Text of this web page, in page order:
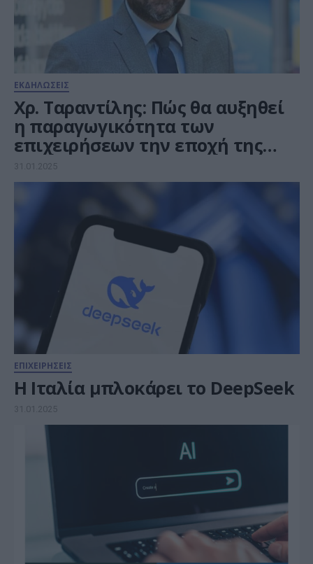
ΕΚΔΗΛΩΣΕΙΣ
Χρ. Ταραντίλης: Πώς θα αυξηθεί
η παραγωγικότητα των
επιχειρήσεων την εποχή της
Τεχνητής Νοημοσύνης
31.01.2025
ΕΠΙΧΕΙΡΗΣΕΙΣ
Η Ιταλία μπλοκάρει το DeepSeek
31.01.2025